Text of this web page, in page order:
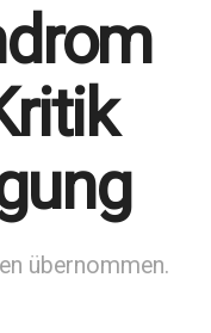
übernommen.